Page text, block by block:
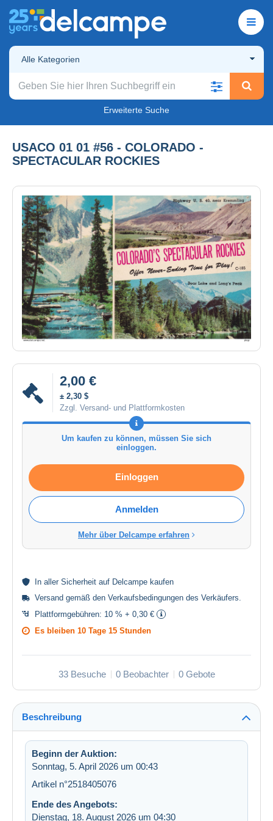
Alle Kategorien
Erweiterte Suche
USACO 01 01 #56 - COLORADO -
SPECTACULAR ROCKIES
2,00 €
± 2,30 $
Zzgl. Versand- und Plattformkosten
Um kaufen zu können, müssen Sie sich
einloggen.
Einloggen
Anmelden
Mehr über Delcampe erfahren
In aller Sicherheit auf Delcampe kaufen
Versand gemäß den Verkaufsbedingungen des Verkäufers.
Plattformgebühren: 10 % + 0,30 €
Es bleiben 10 Tage 15 Stunden
33 Besuche 0 Beobachter 0 Gebote
Beschreibung
Beginn der Auktion:
Sonntag, 5. April 2026 um 00:43
Artikel n°2518405076
Ende des Angebots:
Dienstag, 18. August 2026 um 04:30